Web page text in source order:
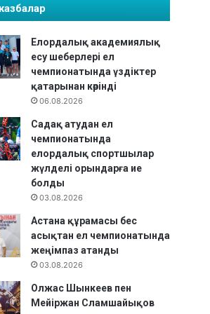
Елордалық академиялық
есу шеберлері ел
чемпионатында үздіктер
қатарынан көрінді
06.08.2026
Садақ атудан ел
чемпионатында
елордалық спортшылар
жүлделі орындарға ие
болды
03.08.2026
Астана құрамасы бес
асықтан ел чемпионатында
жеңімпаз атанды
03.08.2026
Олжас Шынкеев пен
Мейіржан Сламшайықов